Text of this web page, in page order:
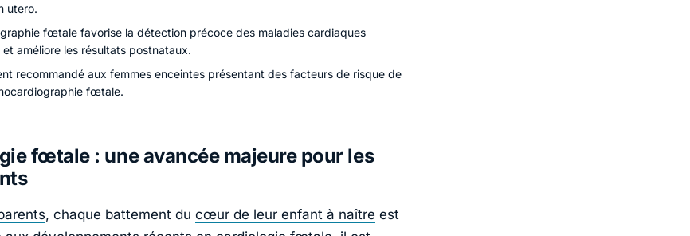
utero.
fœtale favorise la détection précoce des maladies cardiaques
améliore les résultats postnataux.
recommandé aux femmes enceintes présentant des facteurs de risque de
fœtale.
fœtale : une avancée majeure pour les
, chaque battement du cœur de leur enfant à naître est